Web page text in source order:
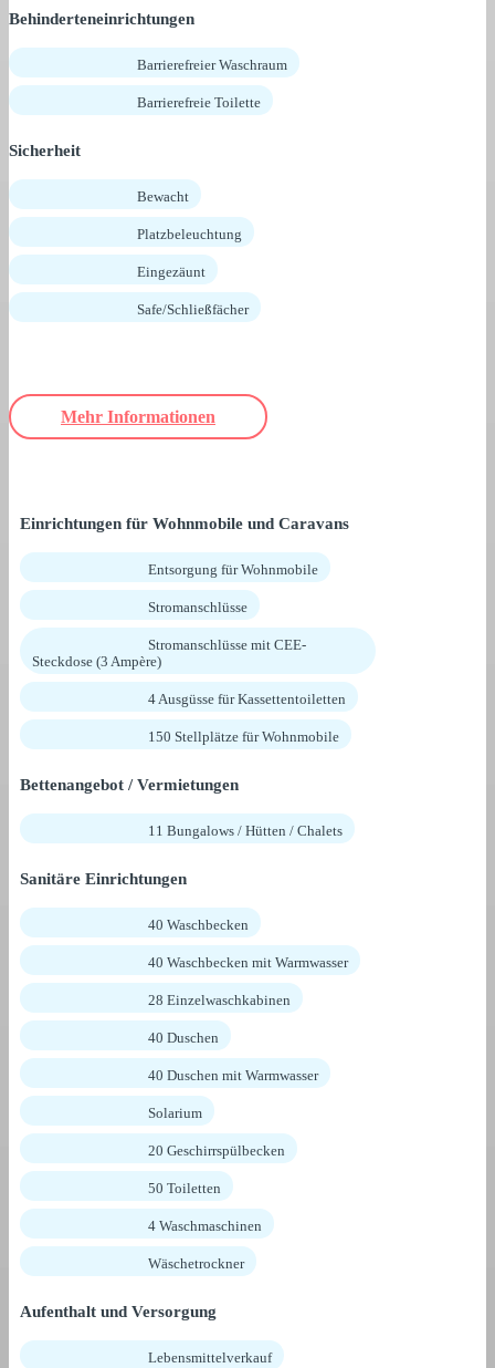
Behinderteneinrichtungen
Barrierefreier Waschraum
Barrierefreie Toilette
Sicherheit
Bewacht
Platzbeleuchtung
Eingezäunt
Safe/Schließfächer
Mehr Informationen
Einrichtungen für Wohnmobile und Caravans
Entsorgung für Wohnmobile
Stromanschlüsse
Stromanschlüsse mit CEE-
Steckdose (3 Ampère)
4 Ausgüsse für Kassettentoiletten
150 Stellplätze für Wohnmobile
Bettenangebot / Vermietungen
11 Bungalows / Hütten / Chalets
Sanitäre Einrichtungen
40 Waschbecken
40 Waschbecken mit Warmwasser
28 Einzelwaschkabinen
40 Duschen
40 Duschen mit Warmwasser
Solarium
20 Geschirrspülbecken
50 Toiletten
4 Waschmaschinen
Wäschetrockner
Aufenthalt und Versorgung
Lebensmittelverkauf